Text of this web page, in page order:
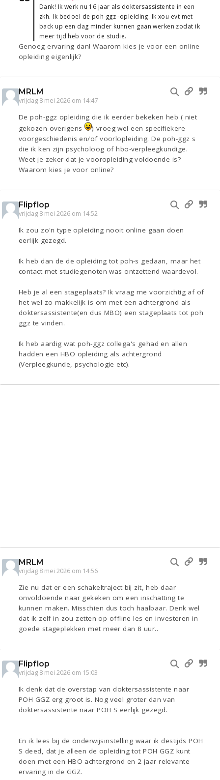
Dank! Ik werk nu 16 jaar als doktersassistente in een
zkh. Ik bedoel de poh ggz -opleiding. Ik xou evt met
back up een dag minder kunnen gaan werken zodat ik
meer tijd heb voor de studie.
Genoeg ervaring dan! Waarom kies je voor een online
opleiding eigenlijk?
MRLM
vrijdag 8 mei 2026 om 14:47
De poh-ggz opleiding die ik eerder bekeken heb ( niet
gekozen overigens
) vroeg wel een specifiekere
voorgeschiedenis en/of voorlopleiding. De poh-ggz s
die ik ken zijn psycholoog of hbo-verpleegkundige.
Weet je zeker dat je vooropleiding voldoende is?
Waarom kies je voor online?
Flipflop
vrijdag 8 mei 2026 om 14:52
Ik zou zo'n type opleiding nooit online gaan doen
eerlijk gezegd.
Ik heb dan de de opleiding tot poh-s gedaan, maar het
contact met studiegenoten was ontzettend waardevol.
Heb je al een stageplaats? Ik vraag me voorzichtig af of
het wel zo makkelijk is om met een achtergrond als
doktersassistente(en dus MBO) een stageplaats tot poh
ggz te vinden.
Ik heb aardig wat poh-ggz collega's gehad en allen
hadden een HBO opleiding als achtergrond
(Verpleegkunde, psychologie etc).
MRLM
vrijdag 8 mei 2026 om 14:56
Zie nu dat er een schakeltraject bij zit, heb daar
onvoldoende naar gekeken om een inschatting te
kunnen maken. Misschien dus toch haalbaar. Denk wel
dat ik zelf in zou zetten op offline les en investeren in
goede stageplekken met meer dan 8 uur..
Flipflop
vrijdag 8 mei 2026 om 15:03
Ik denk dat de overstap van doktersassistente naar
POH GGZ erg groot is. Nog veel groter dan van
doktersassistente naar POH S eerlijk gezegd.
En ik lees bij de onderwijsinstelling waar ik destijds POH
S deed, dat je alleen de opleiding tot POH GGZ kunt
doen met een HBO achtergrond en 2 jaar relevante
ervaring in de GGZ.